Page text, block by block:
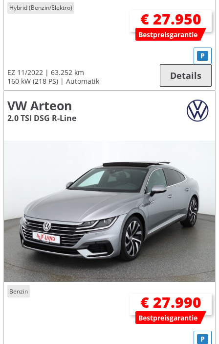
Hybrid (Benzin/Elektro)
€ 27.950
Bestpreisgarantie
EZ 11/2022
63.252 km
160 kW (218 PS)
Automatik
P
Details
VW Arteon
2.0 TSI DSG R-Line
Benzin
€ 27.990
Bestpreisgarantie
P